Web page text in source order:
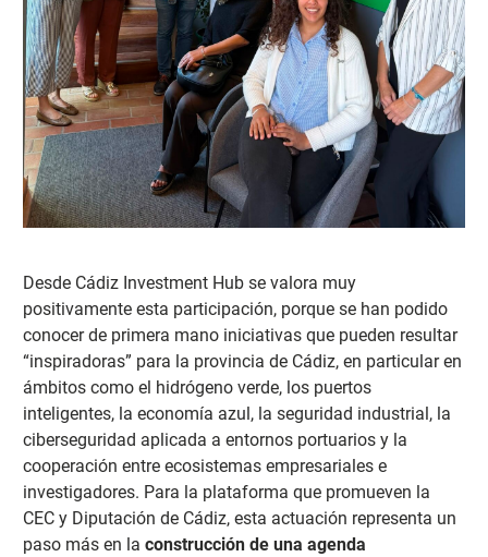
Desde Cádiz Investment Hub se valora muy
positivamente esta participación, porque se han podido
conocer de primera mano iniciativas que pueden resultar
“inspiradoras” para la provincia de Cádiz, en particular en
ámbitos como el hidrógeno verde, los puertos
inteligentes, la economía azul, la seguridad industrial, la
ciberseguridad aplicada a entornos portuarios y la
cooperación entre ecosistemas empresariales e
investigadores. Para la plataforma que promueven la
CEC y Diputación de Cádiz, esta actuación representa un
paso más en la construcción de una agenda